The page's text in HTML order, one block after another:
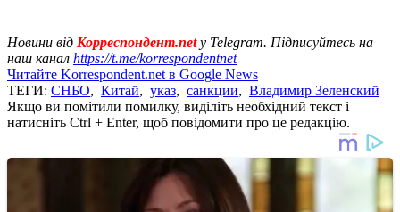
Новини від Корреспондент.netу Telegram. Підписуйтесь на
наш канал https://t.me/korrespondentnet
Читайте Korrespondent.net в Google News
ТЕГИ: СНБО, Китай, указ, санкции, Владимир Зеленский
Якщо ви помітили помилку, виділіть необхідний текст і
натисніть Ctrl + Enter, щоб повідомити про це редакцію.